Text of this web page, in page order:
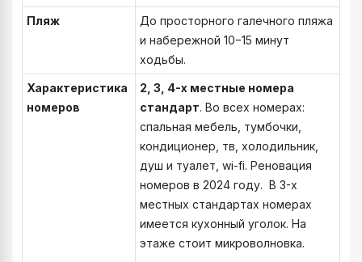
Пляж
До просторного галечного пляжа
и набережной 10−15 минут
ходьбы.
Характеристика
номеров
2, 3, 4-х местные номера
стандарт. Во всех номерах:
спальная мебель, тумбочки,
кондиционер, тв, холодильник,
душ и туалет, wi-fi. Реновация
номеров в 2024 году. В 3-х
местных стандартах номерах
имеется кухонный уголок. На
этаже стоит микроволновка.